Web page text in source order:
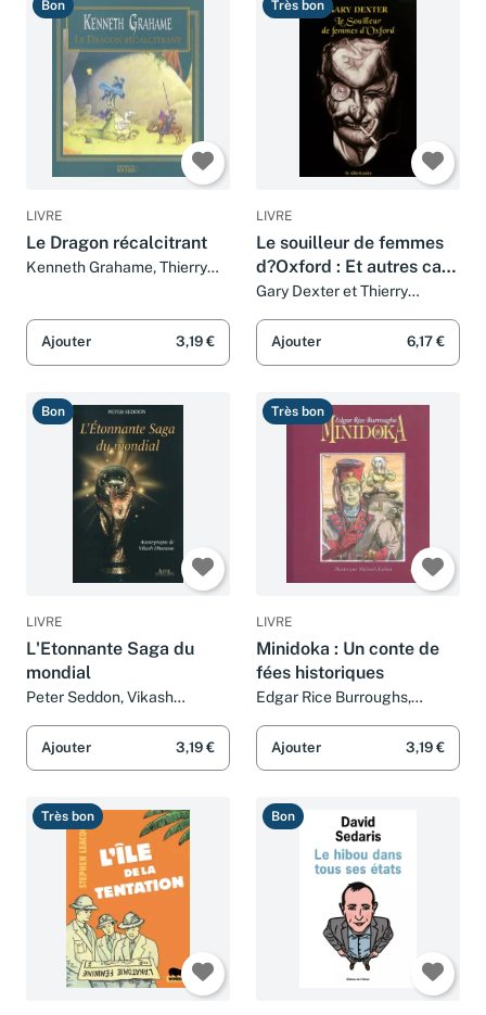
Bon
LIVRE
Le Dragon récalcitrant
Kenneth Grahame, Thierry
Ajouter 3,19 €
Très bon
LIVRE
Le souilleur de femmes
d?Oxford : Et autres cas
mystérieux du Dr Henry
St Liver
Gary Dexter et Thierry
Ajouter 6,17 €
Bon
LIVRE
L'Etonnante Saga du
mondial
Peter Seddon, Vikash
Beauchamp et Frédéric
Brument
Ajouter 3,19 €
Très bon
LIVRE
Minidoka : Un conte de
fées historiques
Edgar Rice Burroughs,
Beauchamp
Ajouter 3,19 €
Très bon Bon